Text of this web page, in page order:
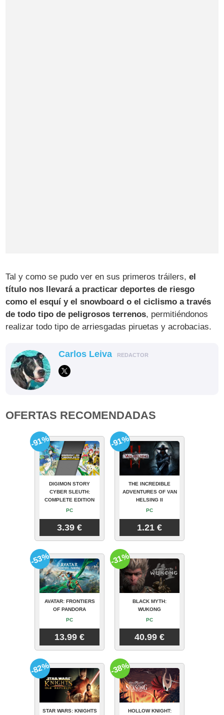
Tal y como se pudo ver en sus primeros tráilers,el
título nos llevará a practicar deportes de riesgo
como el esquí y el snowboard o el ciclismo a través
de todo tipo de peligrosos terrenos, permitiéndonos
realizar todo tipo de arriesgadas piruetas y acrobacias.
Carlos Leiva REDACTOR
OFERTAS RECOMENDADAS
DIGIMON STORY
CYBER SLEUTH:
COMPLETE EDITION
PC
3.39 €
-91%
THE INCREDIBLE
ADVENTURES OF VAN
HELSING II
PC
1.21 €
-91%
AVATAR: FRONTIERS
OF PANDORA
PC
13.99 €
-53%
BLACK MYTH:
WUKONG
PC
40.99 €
-31%
STAR WARS: KNIGHTS
-82%
HOLLOW KNIGHT:
-38%